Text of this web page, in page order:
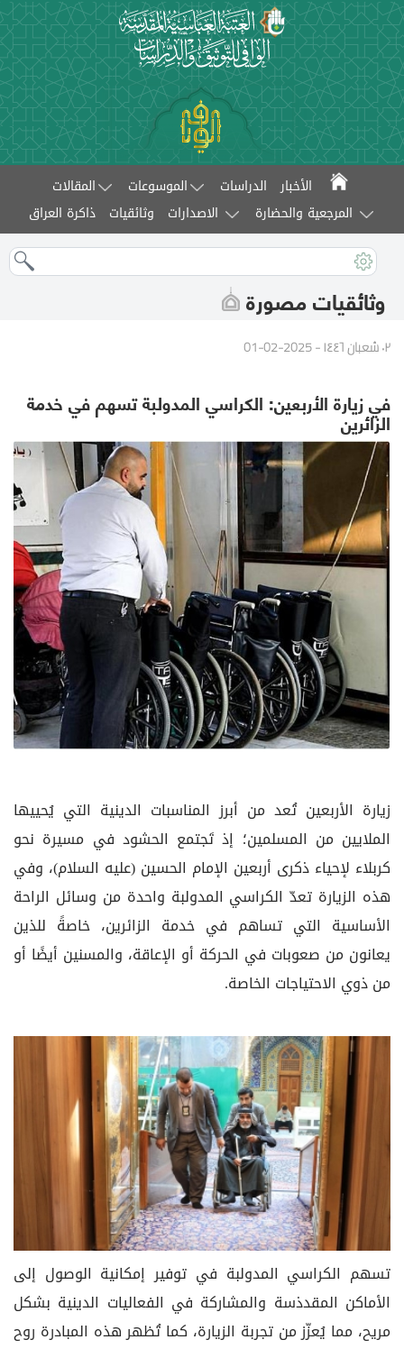
الأخبار الدراسات الموسوعات
المقالات
المرجعية والحضارة
الاصدارات وثائقيات ذاكرة العراق
وثائقيات مصورة
٠٢ شعبان ١٤٤٦ - 2025-02-01
في زيارة الأربعين: الكراسي المدولبة تسهم في خدمة
الزائرين
زيارة الأربعين تُعد من أبرز المناسبات الدينية التي يُحييها
الملايين من المسلمين؛ إذ تَجتمع الحشود في مسيرة نحو
كربلاء لإحياء ذكرى أربعين الإمام الحسين (عليه السلام)، وفي
هذه الزيارة تعدّ الكراسي المدولبة واحدة من وسائل الراحة
الأساسية التي تساهم في خدمة الزائرين، خاصةً للذين
يعانون من صعوبات في الحركة أو الإعاقة، والمسنين أيضًا أو
من ذوي الاحتياجات الخاصة.
تسهم الكراسي المدولبة في توفير إمكانية الوصول إلى
الأماكن المقدذسة والمشاركة في الفعاليات الدينية بشكل
مريح، مما يُعزّز من تجربة الزيارة، كما تُظهر هذه المبادرة روح